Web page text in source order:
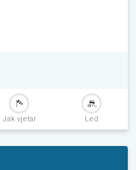
Jak vjetar Led